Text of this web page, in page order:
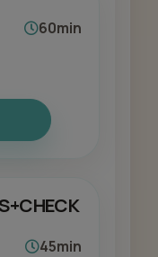
60min
45min